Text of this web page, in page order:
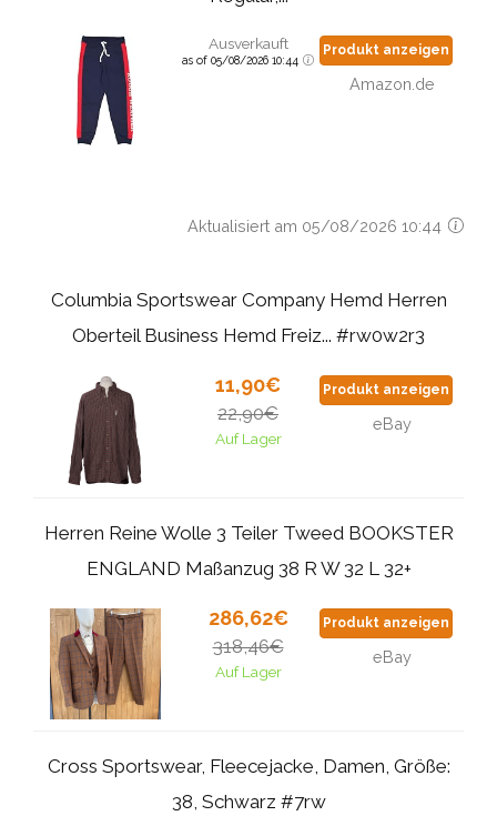
Ausverkauft
as of 05/08/2026 10:44
Produkt anzeigen
Amazon.de
Aktualisiert am 05/08/2026 10:44
Columbia Sportswear Company Hemd Herren
Oberteil Business Hemd Freiz... #rw0w2r3
11,90€
22,90€
Auf Lager
Produkt anzeigen
eBay
Herren Reine Wolle 3 Teiler Tweed BOOKSTER
ENGLAND Maßanzug 38 R W 32 L 32+
286,62€
318,46€
Auf Lager
Produkt anzeigen
eBay
Cross Sportswear, Fleecejacke, Damen, Größe:
38, Schwarz #7rw